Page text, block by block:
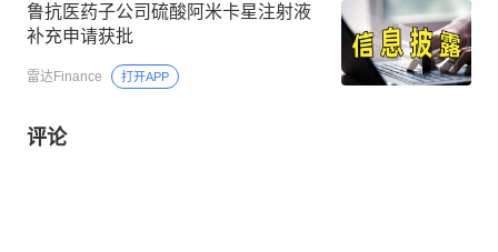
鲁抗医药子公司硫酸阿米卡星注射液
补充申请获批
雷达Finance 打开APP
评论